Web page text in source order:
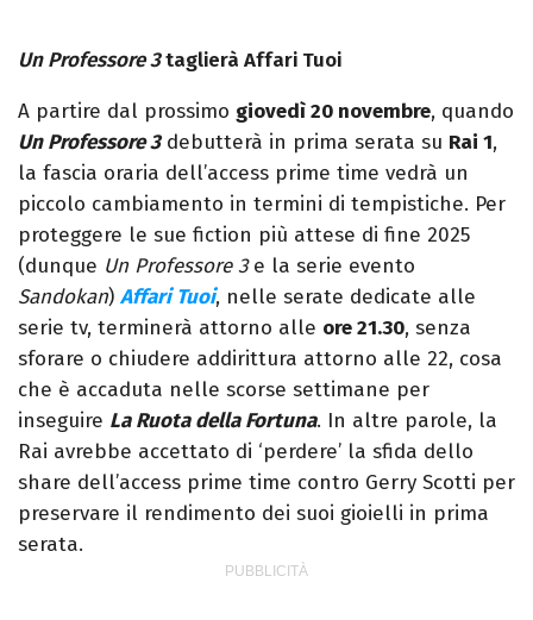
Un Professore 3taglierà Affari Tuoi
A partire dal prossimo giovedì 20 novembre, quando
Un Professore 3debutterà in prima serata su Rai 1,
la fascia oraria dell’access prime time vedrà un
piccolo cambiamento in termini di tempistiche. Per
proteggere le sue fiction più attese di fine 2025
(dunque Un Professore 3e la serie evento
Sandokan) Affari Tuoi, nelle serate dedicate alle
serie tv, terminerà attorno alle ore 21.30, senza
sforare o chiudere addirittura attorno alle 22, cosa
che è accaduta nelle scorse settimane per
inseguire La Ruota della Fortuna. In altre parole, la
Rai avrebbe accettato di ‘perdere’ la sfida dello
share dell’access prime time contro Gerry Scotti per
preservare il rendimento dei suoi gioielli in prima
serata.